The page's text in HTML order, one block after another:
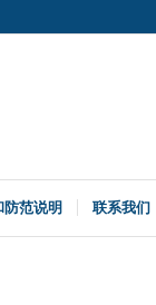
防范说明 联系我们